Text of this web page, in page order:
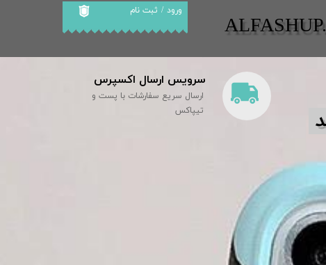
سرویس ارسال اکسپرس
ارسال سریع سفارشات با پست و
تیپاکس
ورود / ثبت نام
حساب کاربری من
تغییر گذر واژه
سفارشات